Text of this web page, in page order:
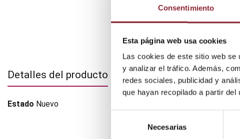
Consentimiento
Esta página web usa cookies
Las cookies de este sitio web
y analizar el tráfico. Además,
redes sociales, publicidad y
que hayan recopilado a partir
Necesarias
Detalles del producto
Estado Nuevo